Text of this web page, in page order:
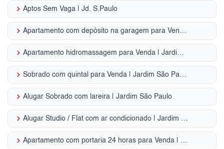
keyboard_arrow_right Aptos Sem Vaga | Jd. S.Paulo
keyboard_arrow_right Apartamento com depósito na garagem para Venda | Jardim São Paulo
keyboard_arrow_right Apartamento hidromassagem para Venda | Jardim São Paulo
keyboard_arrow_right Sobrado com quintal para Venda | Jardim São Paulo
keyboard_arrow_right Alugar Sobrado com lareira | Jardim São Paulo
keyboard_arrow_right Alugar Studio / Flat com ar condicionado | Jardim São Paulo
keyboard_arrow_right Apartamento com portaria 24 horas para Venda | Jardim São Paulo